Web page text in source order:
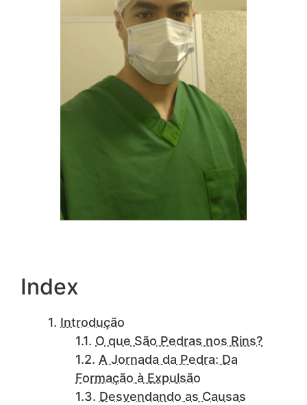
Index
Introdução
O que São Pedras nos Rins?
A Jornada da Pedra: Da
Formação à Expulsão
Desvendando as Causas